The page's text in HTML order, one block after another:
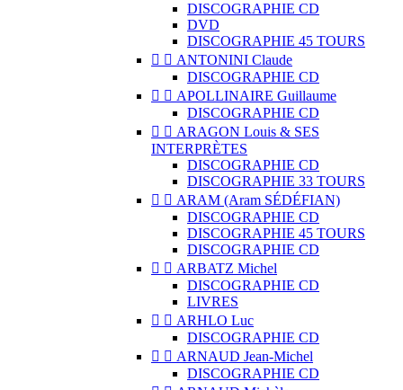
DISCOGRAPHIE CD
DVD
DISCOGRAPHIE 45 TOURS
  ANTONINI Claude
DISCOGRAPHIE CD
  APOLLINAIRE Guillaume
DISCOGRAPHIE CD
  ARAGON Louis & SES
INTERPRÈTES
DISCOGRAPHIE CD
DISCOGRAPHIE 33 TOURS
  ARAM (Aram SÉDÉFIAN)
DISCOGRAPHIE CD
DISCOGRAPHIE 45 TOURS
DISCOGRAPHIE CD
  ARBATZ Michel
DISCOGRAPHIE CD
LIVRES
  ARHLO Luc
DISCOGRAPHIE CD
  ARNAUD Jean-Michel
DISCOGRAPHIE CD